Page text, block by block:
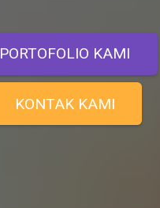
PORTOFOLIO KAMI
KONTAK KAMI